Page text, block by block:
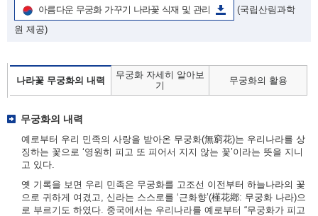
아름다운 무궁화 가꾸기 나라꽃 식재 및 관리
(국립산림과학
원 제공)
나라꽃 무궁화의 내력
무궁화 자세히 알아보
기
무궁화의 활용
무궁화의 내력
예로부터 우리 민족의 사랑을 받아온 무궁화(無窮花)는 우리나라를 상
징하는 꽃으로 ‘영원히 피고 또 피어서 지지 않는 꽃’이라는 뜻을 지니
고 있다.
옛 기록을 보면 우리 민족은 무궁화를 고조선 이전부터 하늘나라의 꽃
으로 귀하게 여겼고, 신라는 스스로를 ‘근화향’(槿花鄕: 무궁화 나라)으
로 부르기도 하였다. 중국에서는 우리나라를 예로부터 “무궁화가 피고